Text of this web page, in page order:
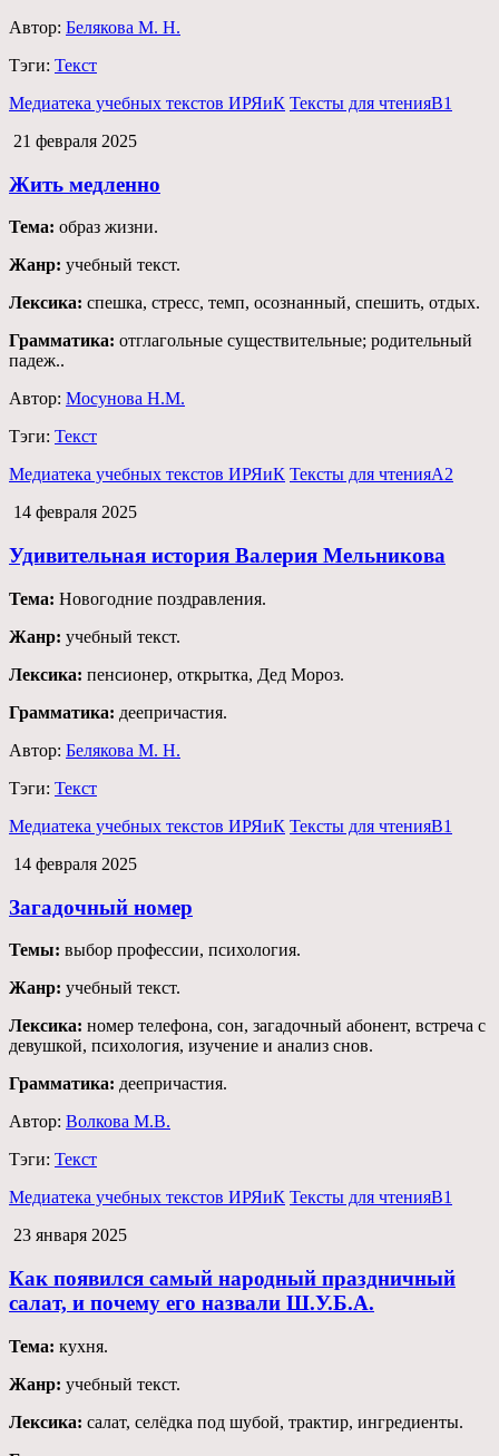
Автор: Белякова М. Н.
Тэги: Текст
Медиатека учебных текстов ИРЯиК Тексты для чтенияB1
21 февраля 2025
Жить медленно
Тема: образ жизни.
Жанр: учебный текст.
Лексика: спешка, стресс, темп, осознанный, спешить, отдых.
Грамматика: отглагольные существительные; родительный
падеж..
Автор: Мосунова Н.М.
Тэги: Текст
Медиатека учебных текстов ИРЯиК Тексты для чтенияА2
14 февраля 2025
Удивительная история Валерия Мельникова
Тема: Новогодние поздравления.
Жанр: учебный текст.
Лексика: пенсионер, открытка, Дед Мороз.
Грамматика: деепричастия.
Автор: Белякова М. Н.
Тэги: Текст
Медиатека учебных текстов ИРЯиК Тексты для чтенияB1
14 февраля 2025
Загадочный номер
Темы: выбор профессии, психология.
Жанр: учебный текст.
Лексика: номер телефона, сон, загадочный абонент, встреча с
девушкой, психология, изучение и анализ снов.
Грамматика: деепричастия.
Автор: Волкова М.В.
Тэги: Текст
Медиатека учебных текстов ИРЯиК Тексты для чтенияB1
23 января 2025
Как появился самый народный праздничный
салат, и почему его назвали Ш.У.Б.А.
Тема: кухня.
Жанр: учебный текст.
Лексика: салат, селёдка под шубой, трактир, ингредиенты.